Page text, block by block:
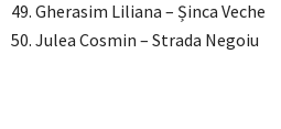
49. Gherasim Liliana – Șinca Veche
50. Julea Cosmin – Strada Negoiu